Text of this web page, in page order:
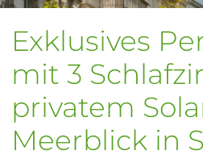
Exklusives
mit 3
privatem
Meerblick in